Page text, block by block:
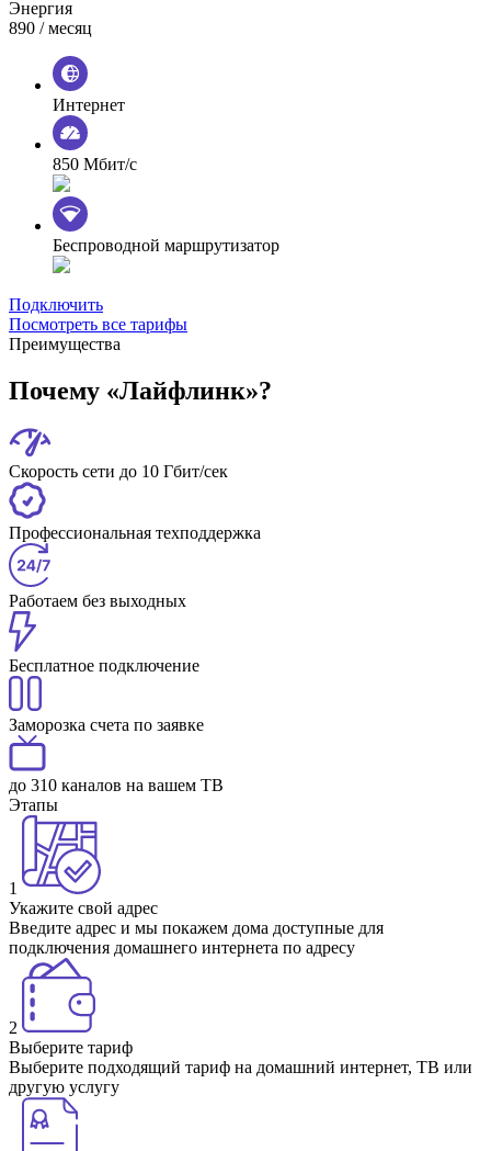
Энергия
890 / месяц
Интернет
850 Мбит/с
Беспроводной маршрутизатор
Подключить
Посмотреть все тарифы
Преимущества
Почему «Лайфлинк»?
Скорость сети до 10 Гбит/сек
Профессиональная техподдержка
Работаем без выходных
Бесплатное подключение
Заморозка счета по заявке
до 310 каналов на вашем ТВ
Этапы
1
Укажите свой адрес
Введите адрес и мы покажем дома доступные для
подключения домашнего интернета по адресу
2
Выберите тариф
Выберите подходящий тариф на домашний интернет, ТВ или
другую услугу